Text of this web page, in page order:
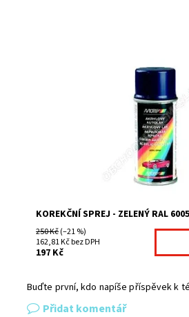
Korekční spreje jsou výborné na
provedení montáží jakéhokoliv plotu
korekci vznikných škrábanců a
Na centrálním skladě
KOR01-303
KOREKČNÍ SPREJ - ZELENÝ RAL 6005
250 Kč(–21 %)
162,81 Kč bez DPH
197 Kč
Buďte první, kdo napíše příspěvek k
Přidat komentář